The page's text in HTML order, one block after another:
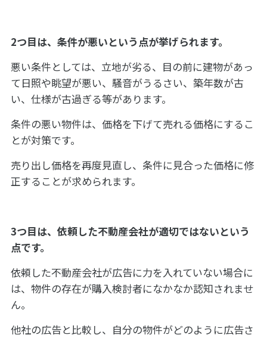
2つ目は、条件が悪いという点が挙げられます。
悪い条件としては、立地が劣る、目の前に建物があっ
て日照や眺望が悪い、騒音がうるさい、築年数が古
い、仕様が古過ぎる等があります。
条件の悪い物件は、価格を下げて売れる価格にするこ
とが対策です。
売り出し価格を再度見直し、条件に見合った価格に修
正することが求められます。
3つ目は、依頼した不動産会社が適切ではないという
点です。
依頼した不動産会社が広告に力を入れていない場合に
は、物件の存在が購入検討者になかなか認知されませ
ん。
他社の広告と比較し、自分の物件がどのように広告さ